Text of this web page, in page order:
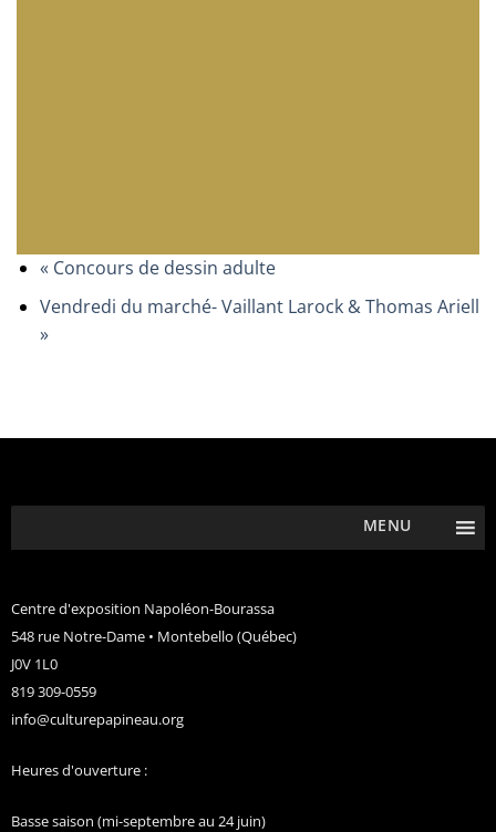
«Concours de dessin adulte
Vendredi du marché- Vaillant Larock & Thomas Ariell
»
MENU
Centre d'exposition Napoléon-Bourassa
548 rue Notre-Dame • Montebello (Québec)
J0V 1L0
819 309-0559
info@culturepapineau.org
Heures d'ouverture :
Basse saison (mi-septembre au 24 juin)